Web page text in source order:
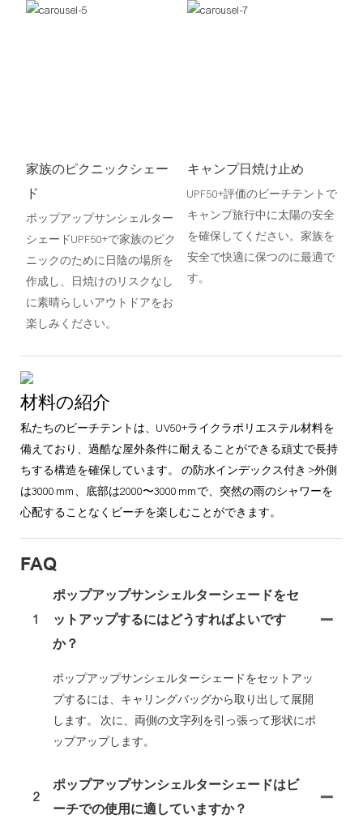
家族のピクニックシェー
ド
ポップアップサンシェルター
シェードUPF50+で家族のピク
ニックのために日陰の場所を
作成し、日焼けのリスクなし
に素晴らしいアウトドアをお
楽しみください。
キャンプ日焼け止め
UPF50+評価のビーチテントで
キャンプ旅行中に太陽の安全
を確保してください。家族を
安全で快適に保つのに最適で
す。
材料の紹介
私たちのビーチテントは、UV50+ライクラポリエステル材料を
備えており、過酷な屋外条件に耐えることができる頑丈で長持
ちする構造を確保しています。 の防水インデックス付き >外側
は3000 mm、底部は2000〜3000 mmで、突然の雨のシャワーを
心配することなくビーチを楽しむことができます。
FAQ
1
ポップアップサンシェルターシェードをセ
ットアップするにはどうすればよいです
か？
ポップアップサンシェルターシェードをセットアッ
プするには、キャリングバッグから取り出して展開
します。 次に、両側の文字列を引っ張って形状にポ
ップアップします。
2
ポップアップサンシェルターシェードはビ
ーチでの使用に適していますか？